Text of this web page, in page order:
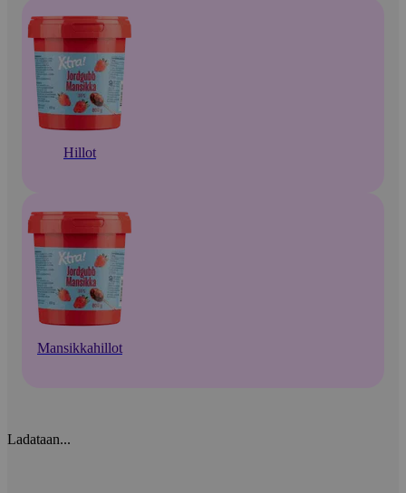
Hillot
Mansikkahillot
Ladataan...